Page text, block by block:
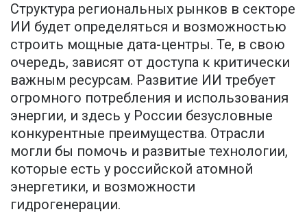
Структура региональных рынков в секторе
ИИ будет определяться и возможностью
строить мощные дата-центры. Те, в свою
очередь, зависят от доступа к критически
важным ресурсам. Развитие ИИ требует
огромного потребления и использования
энергии, и здесь у России безусловные
конкурентные преимущества. Отрасли
могли бы помочь и развитые технологии,
которые есть у российской атомной
энергетики, и возможности
гидрогенерации.